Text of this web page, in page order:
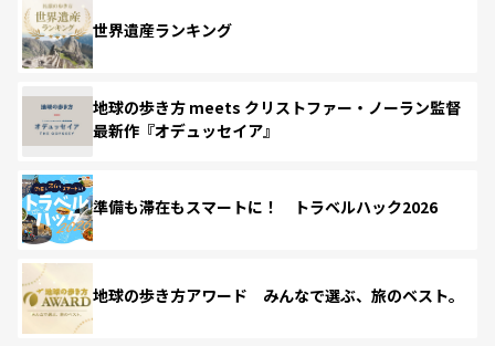
世界遺産ランキング
地球の歩き方 meets クリストファー・ノーラン監督
最新作『オデュッセイア』
準備も滞在もスマートに！ トラベルハック2026
地球の歩き方アワード みんなで選ぶ、旅のベスト。